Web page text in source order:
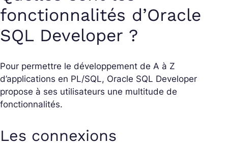
fonctionnalités d’Oracle
SQL Developer ?
Pour permettre le développement de A à Z
d’applications en PL/SQL, Oracle SQL Developer
propose à ses utilisateurs une multitude de
fonctionnalités.
Les connexions